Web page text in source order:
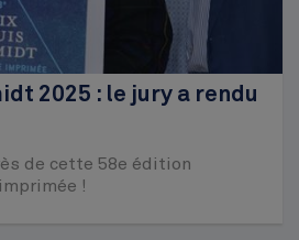
2025 : le jury a rendu
de cette 58e édition
!